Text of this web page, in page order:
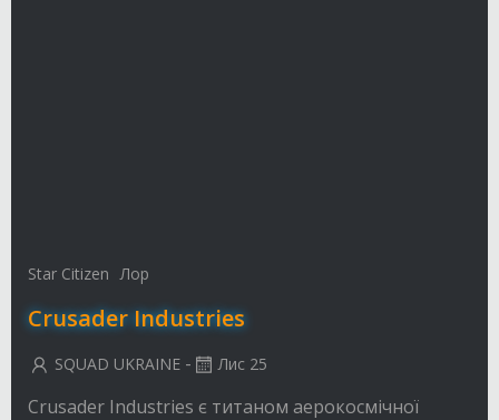
Star Citizen Лор
Crusader Industries
SQUAD UKRAINE - Лис 25
Crusader Industries є титаном аерокосмічної